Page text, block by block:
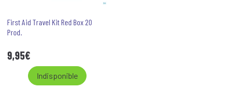
First Aid Travel Kit Red Box 20
Prod.
9,95€
Indisponible